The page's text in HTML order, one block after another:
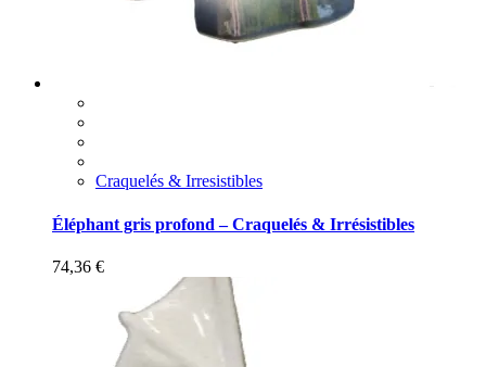
Craquelés & Irresistibles
Éléphant gris profond – Craquelés & Irrésistibles
74,36 €